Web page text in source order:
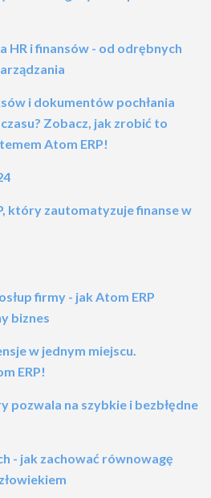
HR i finansów - od odrębnych
i dokumentów pochłania
Zobacz, jak zrobić to
Atom ERP!
który zautomatyzuje finanse w
firmy - jak Atom ERP
biznes
w jednym miejscu.
ERP!
pozwala na szybkie i bezbłędne
- jak zachować równowagę